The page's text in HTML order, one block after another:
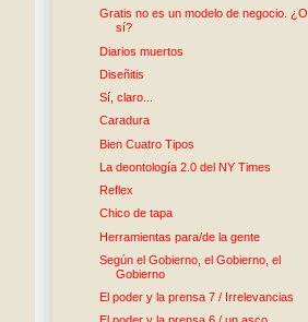
Gratis no es un modelo de negocio. ¿O
sí?
Diarios muertos
Diseñitis
Sí, claro...
Caradura
Bien Cuatro Tipos
La deontología 2.0 del NY Times
Reflex
Chico de tapa
Herramientas para/de la gente
Según el Gobierno, el Gobierno, el
Gobierno
El poder y la prensa 7 / Irrelevancias